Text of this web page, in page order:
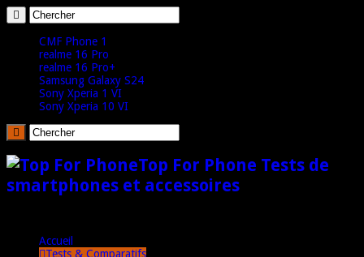
CMF Phone 1
realme 16 Pro
realme 16 Pro+
Samsung Galaxy S24
Sony Xperia 1 VI
Sony Xperia 10 VI
Top For Phone Tests de
smartphones et accessoires
Accueil
Tests & Comparatifs